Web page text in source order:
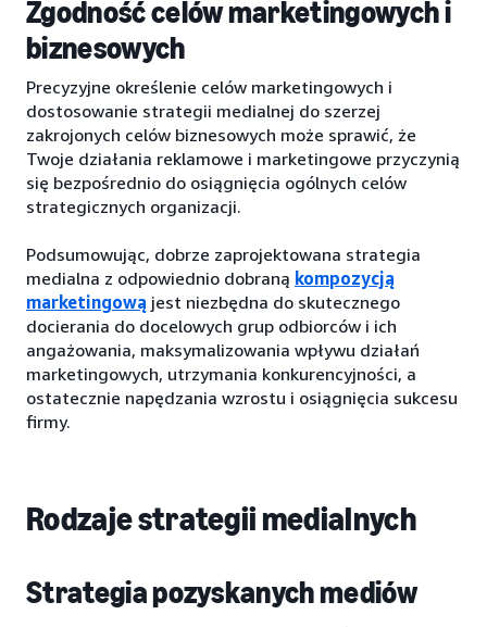
Zgodność celów marketingowych i
biznesowych
Precyzyjne określenie celów marketingowych i
dostosowanie strategii medialnej do szerzej
zakrojonych celów biznesowych może sprawić, że
Twoje działania reklamowe i marketingowe przyczynią
się bezpośrednio do osiągnięcia ogólnych celów
strategicznych organizacji.
Podsumowując, dobrze zaprojektowana strategia
medialna z odpowiednio dobraną kompozycją
marketingową jest niezbędna do skutecznego
docierania do docelowych grup odbiorców i ich
angażowania, maksymalizowania wpływu działań
marketingowych, utrzymania konkurencyjności, a
ostatecznie napędzania wzrostu i osiągnięcia sukcesu
firmy.
Rodzaje strategii medialnych
Strategia pozyskanych mediów